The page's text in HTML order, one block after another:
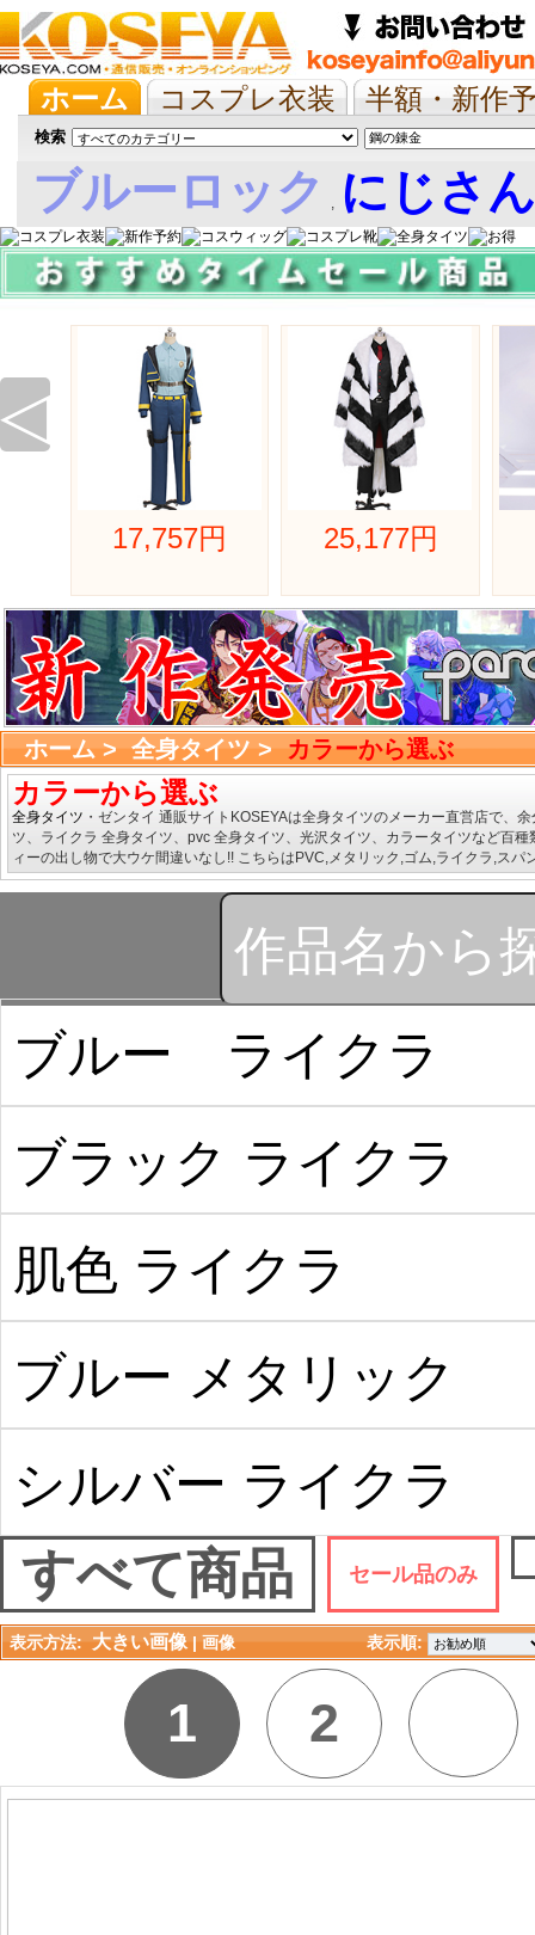
ホーム コスプレ衣装
半額・新作
抱き枕/布団/シーツ
ツイステ ウマ
検索
ブルーロック , にじさ
娘
◁
17,757円 25,177円
ホーム> 全身タイツ> カラーから選ぶ
カラーから選ぶ
全身タイツ ・ゼンタイ 通販サイトKOSEYAは全身タイツのメーカー直営店で、
ツ、ライクラ 全身タイツ、pvc 全身タイツ、光沢タイツ、カラータイツなど百
ィーの出し物で大ウケ間違いなし!! こちらはPVC,メタリック,ゴム,ライクラ,ス
ブルー ライクラ
ブラック ライクラ
肌色 ライクラ
ブルー メタリック
シルバー ライクラ
すべて商品 セール品のみ
表示方法: 大きい画像 | 画像 表示順:
1 2